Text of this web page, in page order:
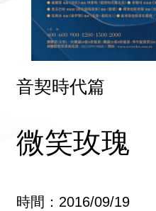
音契時代篇
微笑玫瑰
時間：2016/09/19